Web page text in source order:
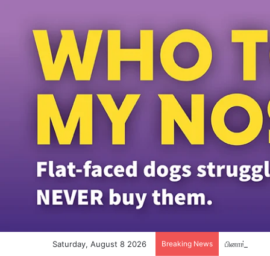
Saturday, August 8 2026 Breaking News பினாங்கு